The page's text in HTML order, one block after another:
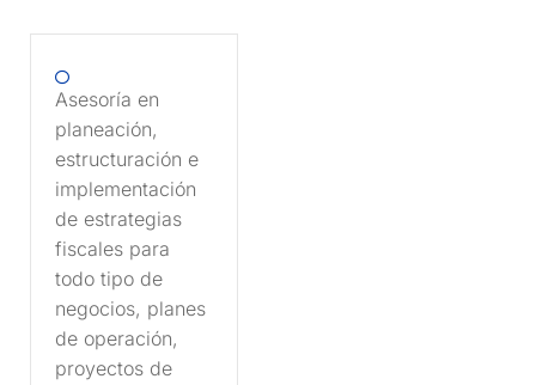
Asesoría en
planeación,
estructuración e
implementación
de estrategias
fiscales para
todo tipo de
negocios, planes
de operación,
proyectos de